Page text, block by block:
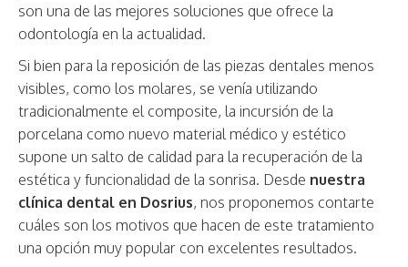
son una de las mejores soluciones que ofrece la
odontología en la actualidad.
Si bien para la reposición de las piezas dentales menos
visibles, como los molares, se venía utilizando
tradicionalmente el composite, la incursión de la
porcelana como nuevo material médico y estético
supone un salto de calidad para la recuperación de la
estética y funcionalidad de la sonrisa. Desde nuestra
clínica dental en Dosrius, nos proponemos contarte
cuáles son los motivos que hacen de este tratamiento
una opción muy popular con excelentes resultados.